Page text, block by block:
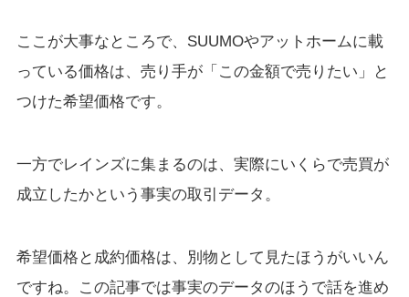
ここが大事なところで、SUUMOやアットホームに載
っている価格は、売り手が「この金額で売りたい」と
つけた希望価格です。
一方でレインズに集まるのは、実際にいくらで売買が
成立したかという事実の取引データ。
希望価格と成約価格は、別物として見たほうがいいん
ですね。この記事では事実のデータのほうで話を進め